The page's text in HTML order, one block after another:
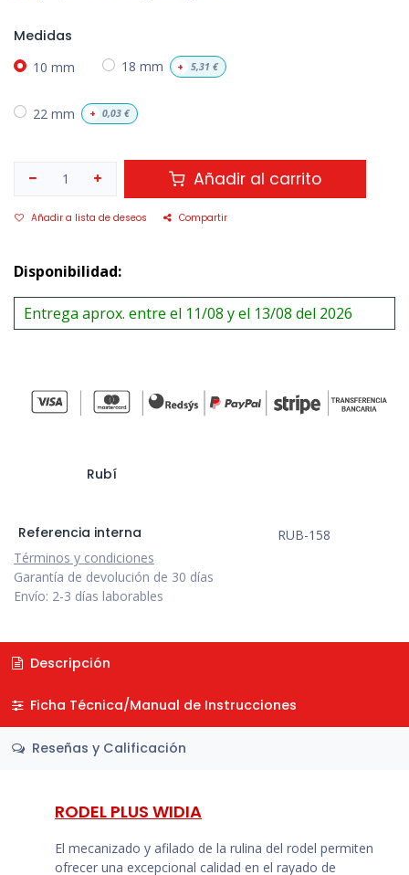
Medidas
10 mm 18 mm + 5,31 €
22 mm + 0,03 €
Añadir al carrito
Añadir a lista de deseos Compartir
Disponibilidad:
Entrega aprox. entre el 11/08 y el 13/08 del 2026
Rubí
Referencia interna
RUB-158
Términos y condiciones
Garantía de devolución de 30 días
Envío: 2-3 días laborables
Descripción
Ficha Técnica/Manual de Instrucciones
Reseñas y Calificación
RODEL PLUS WIDIA
El mecanizado y afilado de la rulina del rodel permiten
ofrecer una excepcional calidad en el rayado de